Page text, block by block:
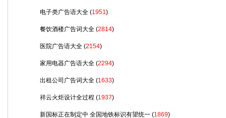
电子类广告语大全 (1951)
餐饮酒楼广告词大全 (2814)
医院广告语大全 (2154)
家用电器广告语大全 (2294)
出租公司广告词大全 (1633)
祥云火炬设计全过程 (1937)
新国标正在制定中 全国地铁标识有望统一 (1869)